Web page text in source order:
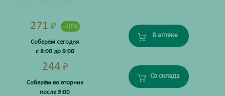
271 ₽ -10%
Соберём сегодня
с 8:00 до 9:00
В аптеке
244 ₽
Соберём во вторник
после 9:00
Со склада